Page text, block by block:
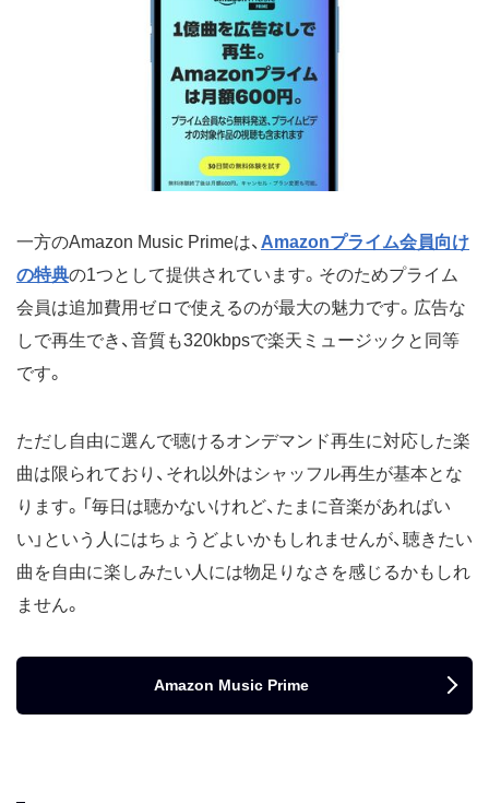
一方のAmazon Music Primeは、 Amazonプライム会員向け
の特典の1つとして提供されています。そのためプライム
会員は追加費用ゼロで使えるのが最大の魅力です。広告な
しで再生でき、音質も320kbpsで楽天ミュージックと同等
です。
ただし自由に選んで聴けるオンデマンド再生に対応した楽
曲は限られており、それ以外はシャッフル再生が基本とな
ります。「毎日は聴かないけれど、たまに音楽があればい
い」という人にはちょうどよいかもしれませんが、聴きたい
曲を自由に楽しみたい人には物足りなさを感じるかもしれ
ません。
Amazon Music Prime